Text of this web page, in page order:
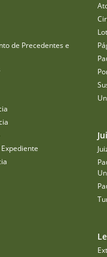
de Precedentes e